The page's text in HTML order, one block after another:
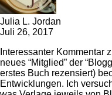
Julia L. Jordan
Juli 26, 2017
Interessanter Kommentar
neues “Mitglied” der
erstes Buch rezensiert)
Entwicklungen. Ich